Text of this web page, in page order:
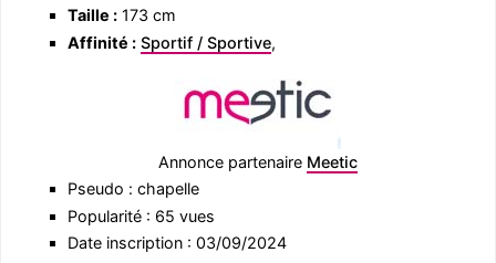
Taille :173 cm
Affinité : Sportif / Sportive,
Annonce partenaire Meetic
Pseudo : chapelle
Popularité : 65 vues
Date inscription : 03/09/2024